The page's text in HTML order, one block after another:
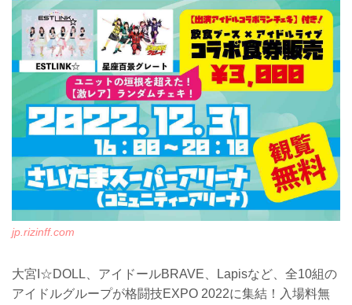
jp.rizinff.com
大宮I☆DOLL、アイドールBRAVE、Lapisなど、全10組の
アイドルグループが格闘技EXPO 2022に集結！入場料無